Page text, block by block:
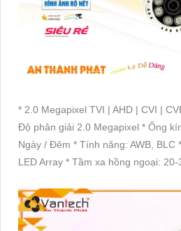
* 2.0 Megapixel TVI | AHD | CVI |
Độ phân giải 2.0 Megapixel * Ống
Ngày / Đêm * Tính năng: AWB, BLC
LED Array * Tầm xa hồng ngoại: 20-